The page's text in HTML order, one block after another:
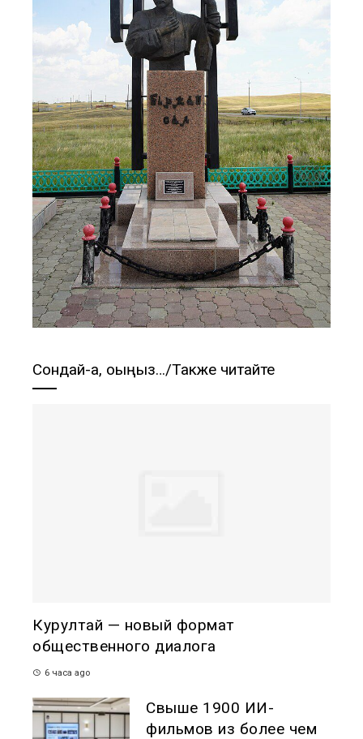
Сондай-ақ, оқыңыз…/Также читайте
Курултай — новый формат
общественного диалога
6 часа ago
Свыше 1900 ИИ-
фильмов из более чем